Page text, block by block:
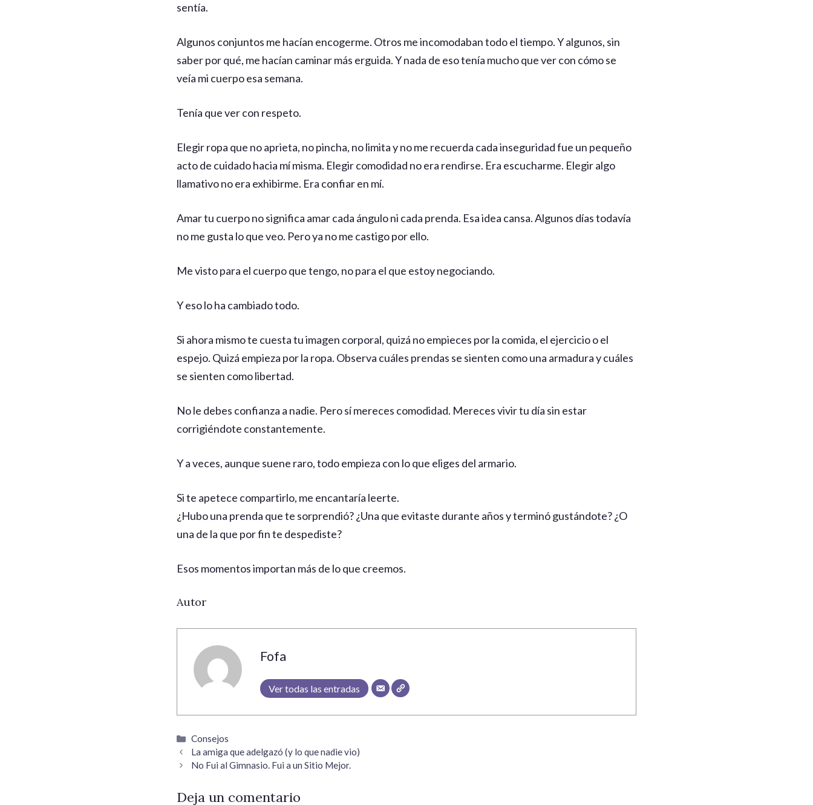
sentía.
Algunos conjuntos me hacían encogerme. Otros me incomodaban todo el tiempo. Y algunos, sin
saber por qué, me hacían caminar más erguida. Y nada de eso tenía mucho que ver con cómo se
veía mi cuerpo esa semana.
Tenía que ver con respeto.
Elegir ropa que no aprieta, no pincha, no limita y no me recuerda cada inseguridad fue un pequeño
acto de cuidado hacia mí misma. Elegir comodidad no era rendirse. Era escucharme. Elegir algo
llamativo no era exhibirme. Era confiar en mí.
Amar tu cuerpo no significa amar cada ángulo ni cada prenda. Esa idea cansa. Algunos días todavía
no me gusta lo que veo. Pero ya no me castigo por ello.
Me visto para el cuerpo que tengo, no para el que estoy negociando.
Y eso lo ha cambiado todo.
Si ahora mismo te cuesta tu imagen corporal, quizá no empieces por la comida, el ejercicio o el
espejo. Quizá empieza por la ropa. Observa cuáles prendas se sienten como una armadura y cuáles
se sienten como libertad.
No le debes confianza a nadie. Pero sí mereces comodidad. Mereces vivir tu día sin estar
corrigiéndote constantemente.
Y a veces, aunque suene raro, todo empieza con lo que eliges del armario.
Si te apetece compartirlo, me encantaría leerte.
¿Hubo una prenda que te sorprendió? ¿Una que evitaste durante años y terminó gustándote? ¿O
una de la que por fin te despediste?
Esos momentos importan más de lo que creemos.
Autor
Fofa
Ver todas las entradas
Categorías
Consejos
La amiga que adelgazó (y lo que nadie vio)
No Fui al Gimnasio. Fui a un Sitio Mejor.
Deja un comentario